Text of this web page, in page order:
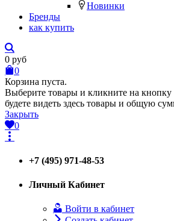
Новинки
Бренды
как купить
0 руб
0
Корзина пуста.
Выберите товары и кликните на
будете видеть здесь товары и общую
Закрыть
0
+7 (495) 971-48-53
Личный Кабинет
Войти в кабинет